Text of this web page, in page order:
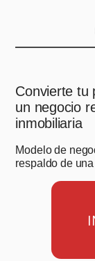
Convierte tu
un negocio
inmobiliaria
Modelo de
respaldo de